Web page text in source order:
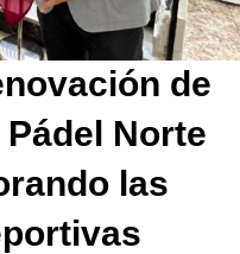
de
Norte
las